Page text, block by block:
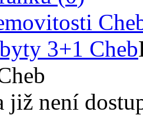
3+1 Cheb
již není